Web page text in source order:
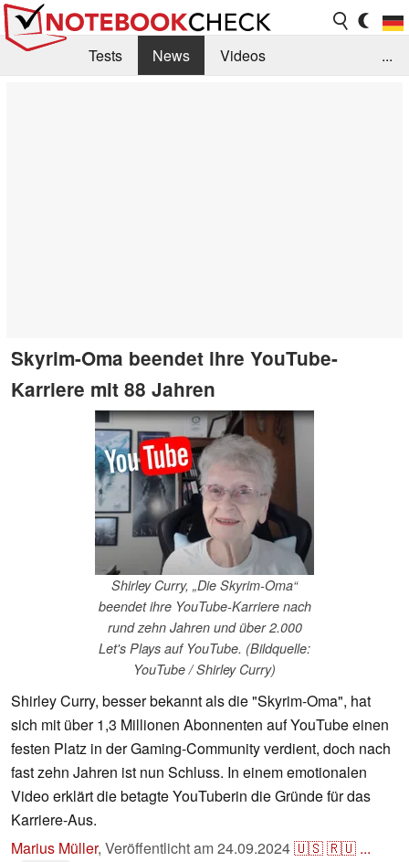
Tests News
Videos
...
Skyrim-Oma beendet ihre YouTube-
Karriere mit 88 Jahren
Shirley Curry, „Die Skyrim-Oma“
beendet ihre YouTube-Karriere nach
rund zehn Jahren und über 2.000
Let's Plays auf YouTube. (Bildquelle:
YouTube / Shirley Curry)
Shirley Curry, besser bekannt als die "Skyrim-Oma", hat
sich mit über 1,3 Millionen Abonnenten auf YouTube einen
festen Platz in der Gaming-Community verdient, doch nach
fast zehn Jahren ist nun Schluss. In einem emotionalen
Video erklärt die betagte YouTuberin die Gründe für das
Karriere-Aus.
Marius Müller, Veröffentlicht am24.09.2024🇺🇸🇷🇺 ...